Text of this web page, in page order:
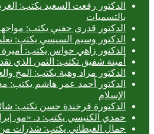
الدكتور رفعت السعيد يكتب:
بالتسميات
الدكتور قدري حفني يكتب:
الدكتور وسيم السيسي يكتب:
الدكتور زاهي حواس يكتب:
أمينة شفيق تكتب: الثمن الذي
الدكتور مراد وهبة يكتب: المخ
الدكتور أحمد عمر هاشم يكتب:
الإسلام
الدكتورة فرخندة حسن تكتب:
حمدي الكنيسي يكتب: د. «مو.
جمال الغيطاني يكتب: شذرات